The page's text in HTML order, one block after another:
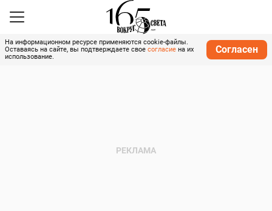
На информационном ресурсе применяются cookie-файлы.
Оставаясь на сайте, вы подтверждаете свое согласие на их
использование.
Согласен